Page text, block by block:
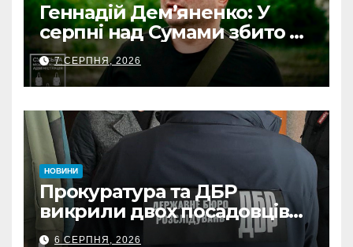
Геннадій Дем’яненко: У
серпні над Сумами збито 6
КАБів
7 СЕРПНЯ, 2026
НОВИНИ
Прокуратура та ДБР
викрили двох посадовців
ДПС Сумщини на вимаганні
6 СЕРПНЯ, 2026